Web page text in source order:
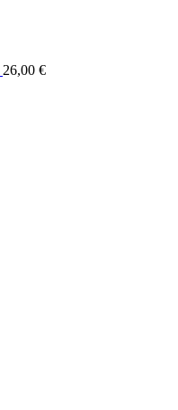
26,00 €